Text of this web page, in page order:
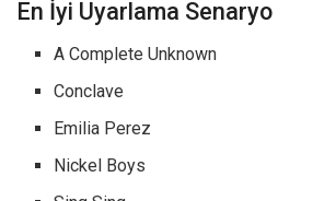
En İyi Uyarlama Senaryo
A Complete Unknown
Conclave
Emilia Perez
Nickel Boys